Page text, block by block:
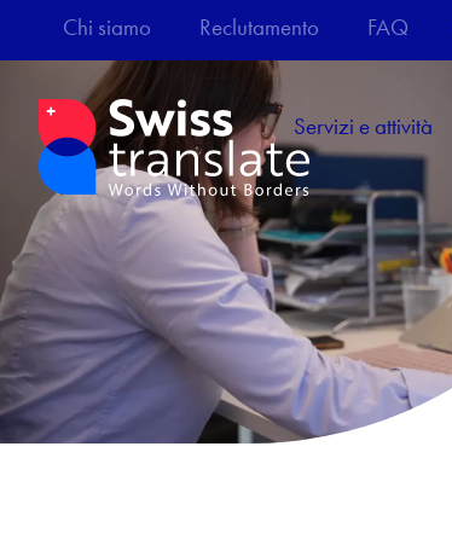
Chi siamo Reclutamento FAQ
Servizi e attività